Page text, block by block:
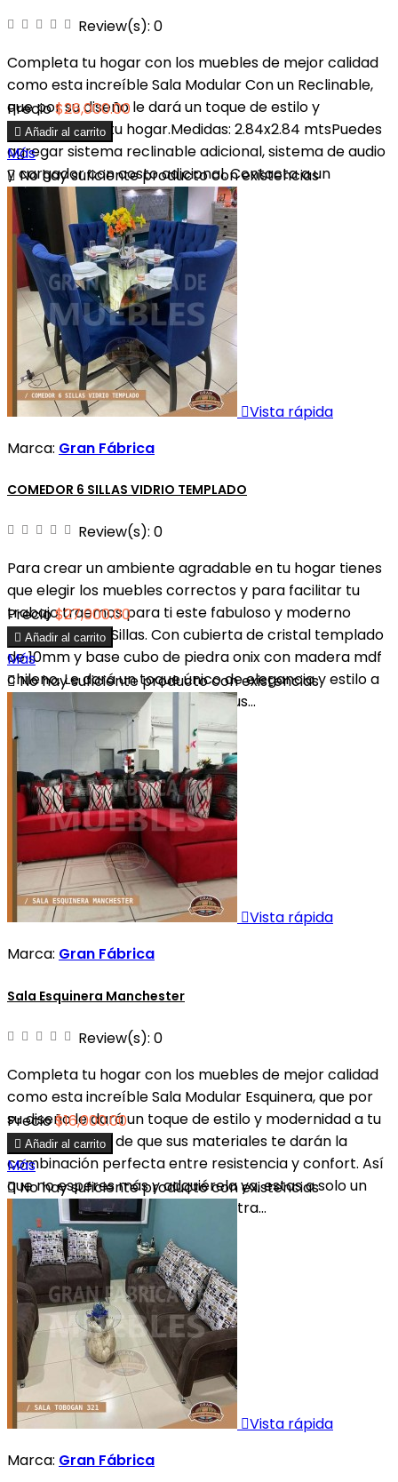
Review(s): 0
Completa tu hogar con los muebles de mejor calidad
como esta increíble Sala Modular Con un Reclinable,
que por su diseño le dará un toque de estilo y
modernidad a tu hogar.Medidas: 2.84x2.84 mtsPuedes
agregar sistema reclinable adicional, sistema de audio
y cargador con costo adicional. Contacta a un
ejecutivo.
Precio$26,000.00
 Añadir al carrito
Más
No hay suficiente producto con existencias
Vista rápida
Marca: Gran Fábrica
COMEDOR 6 SILLAS VIDRIO TEMPLADO
Review(s): 0
Para crear un ambiente agradable en tu hogar tienes
que elegir los muebles correctos y para facilitar tu
trabajo traemos para ti este fabuloso y moderno
Comedor de 6 Sillas. Con cubierta de cristal templado
de 10mm y base cubo de piedra onix con madera mdf
chileno. Le dará un toque único de elegancia y estilo a
tu espacio para disfrutarlo con tus...
Precio$27,000.00
 Añadir al carrito
Más
No hay suficiente producto con existencias
Vista rápida
Marca: Gran Fábrica
Sala Esquinera Manchester
Review(s): 0
Completa tu hogar con los muebles de mejor calidad
como esta increíble Sala Modular Esquinera, que por
su diseño le dará un toque de estilo y modernidad a tu
hogar, además de que sus materiales te darán la
combinación perfecta entre resistencia y confort. Así
que no esperes más y adquiérela ya, estas a solo un
clic de distancia. Ingresa a nuestra...
Precio$16,000.00
 Añadir al carrito
Más
No hay suficiente producto con existencias
Vista rápida
Marca: Gran Fábrica